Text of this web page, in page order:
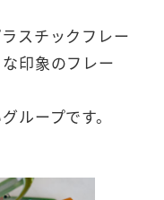
スチックフレー
印象のフレー
ループです。